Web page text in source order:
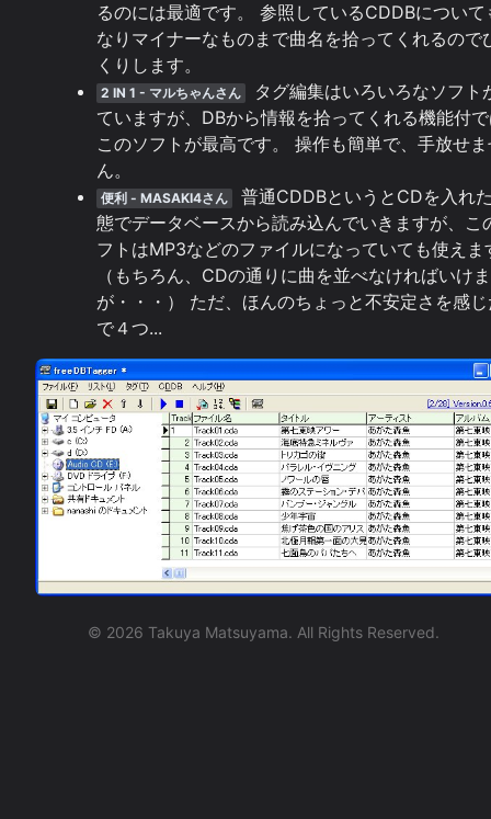
るのには最適です。 参照しているCDDBについて
なりマイナーなものまで曲名を拾ってくれるので
くりします。
2 IN 1 - マルちゃんさん
タグ編集はいろいろなソフト
ていますが、DBから情報を拾ってくれる機能付
このソフトが最高です。 操作も簡単で、手放せ
ん。
便利 - MASAKI4さん
普通CDDBというとCDを入れ
態でデータベースから読み込んでいきますが、こ
フトはMP3などのファイルになっていても使えま
（もちろん、CDの通りに曲を並べなければいけ
が・・・） ただ、ほんのちょっと不安定さを感
で４つ...
© 2026 Takuya Matsuyama. All Rights Reserved.